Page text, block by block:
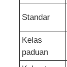
Standar
Kelas
paduan